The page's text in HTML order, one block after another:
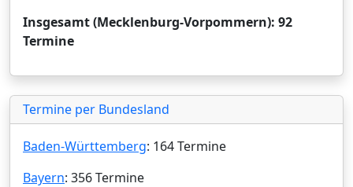
Insgesamt (Mecklenburg-Vorpommern): 92
Termine
Termine per Bundesland
Baden-Württemberg: 164 Termine
Bayern: 356 Termine